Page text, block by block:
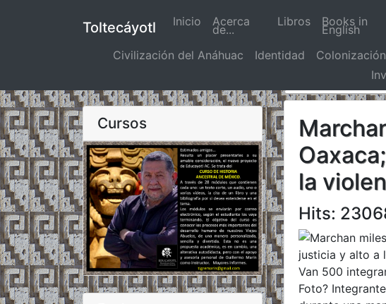
Toltecáyotl Inicio (actual)
Acerca
de...
Libros Books in
English
Civilización del Anáhuac Identidad Colonización
Cursos
la
Hits:
Van 500
Foto?